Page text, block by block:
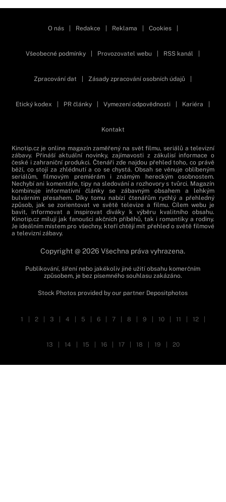
O nás Redakce Reklama Cookies
Všeobecné podmínky Provozovatel webu RSS kanál
Zpracování dat Zásady zpracování osobních údajů
Etický kodex PR články Vymezení odpovědnosti Kariéra
Kontakt
Kinotip.cz je online magazín zaměřený na svět filmu, seriálů a televizní
zábavy. Přináší aktuální novinky, zajímavosti z zákulisí informace o
české i zahraniční produkci. Čtenáři zde najdou přehled toho, co právě
běží, co stojí za zhlédnutí a co se chystá. Obsah se věnuje oblíbeným
seriálům, filmovým premiérám i známým hereckým osobnostem.
Nechybí ani komentáře, tipy na sledování a rozhovory s tvůrci. Magazín
kombinuje informativní články se zábavným obsahem a lehkým
bulvárním přesahem. Díky tomu nabízí čtenářům rychlý a přehledný
způsob, jak se zorientovat ve světě televize a filmu. Cílem webu je
bavit, informovat a inspirovat diváky k výběru kvalitního obsahu.
Kinotip.cz milují jak fanoušci akčních příběhů, tak i romantiky a rodiny.
Je ideálním místem pro všechny, kteří chtějí mít přehled o světě filmové
a televizní zábavy.
Copyright @ 2026 Všechna práva vyhrazena.
Publikování, šíření nebo jakékoliv jiné užití obsahu komerčním
způsobem, je bez písemného souhlasu zakázáno.
Stock Photos provided by our partner Depositphotos
1 2 3 4 5 6 7 8 9 10 11 12
13 14 15 16 17 18 19 20